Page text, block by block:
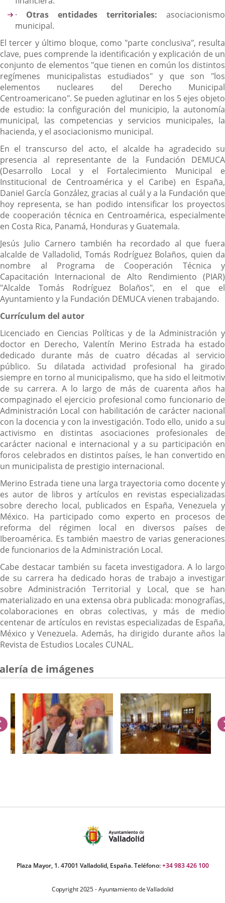
· Otras entidades territoriales: asociacionismo
municipal.
El tercer y último bloque, como "parte conclusiva", resulta
clave, pues comprende la identificación y explicación de un
conjunto de elementos "que tienen en común los distintos
regímenes municipalistas estudiados" y que son "los
elementos nucleares del Derecho Municipal
Centroamericano". Se pueden aglutinar en los 5 ejes objeto
de estudio: la configuración del municipio, la autonomía
municipal, las competencias y servicios municipales, la
hacienda, y el asociacionismo municipal.
En el transcurso del acto, el alcalde ha agradecido su
presencia al representante de la Fundación DEMUCA
(Desarrollo Local y el Fortalecimiento Municipal e
Institucional de Centroamérica y el Caribe) en España,
Daniel García González, gracias al cuál y a la Fundación que
hoy representa, se han podido intensificar los proyectos
de cooperación técnica en Centroamérica, especialmente
en Costa Rica, Panamá, Honduras y Guatemala.
Jesús Julio Carnero también ha recordado al que fuera
alcalde de Valladolid, Tomás Rodríguez Bolaños, quien da
nombre al Programa de Cooperación Técnica y
Capacitación Internacional de Alto Rendimiento (PIAR)
"Alcalde Tomás Rodríguez Bolaños", en el que el
Ayuntamiento y la Fundación DEMUCA vienen trabajando.
Currículum del autor
Licenciado en Ciencias Políticas y de la Administración y
doctor en Derecho, Valentín Merino Estrada ha estado
dedicado durante más de cuatro décadas al servicio
público. Su dilatada actividad profesional ha girado
siempre en torno al municipalismo, que ha sido el leitmotiv
de su carrera. A lo largo de más de cuarenta años ha
compaginado el ejercicio profesional como funcionario de
Administración Local con habilitación de carácter nacional
con la docencia y con la investigación. Todo ello, unido a su
activismo en distintas asociaciones profesionales de
carácter nacional e internacional y a su participación en
foros celebrados en distintos países, le han convertido en
un municipalista de prestigio internacional.
Merino Estrada tiene una larga trayectoria como docente y
es autor de libros y artículos en revistas especializadas
sobre derecho local, publicados en España, Venezuela y
México. Ha participado como experto en procesos de
reforma del régimen local en diversos países de
Iberoamérica. Es también maestro de varias generaciones
de funcionarios de la Administración Local.
Cabe destacar también su faceta investigadora. A lo largo
de su carrera ha dedicado horas de trabajo a investigar
sobre Administración Territorial y Local, que se han
materializado en una extensa obra publicada: monografías,
colaboraciones en obras colectivas, y más de medio
centenar de artículos en revistas especializadas de España,
México y Venezuela. Además, ha dirigido durante años la
Revista de Estudios Locales CUNAL.
de imágenes
anterior
Plaza Mayor, 1. 47001 Valladolid, España. Teléfono:+34 983 426 100
Copyright 2025 - Ayuntamiento de Valladolid